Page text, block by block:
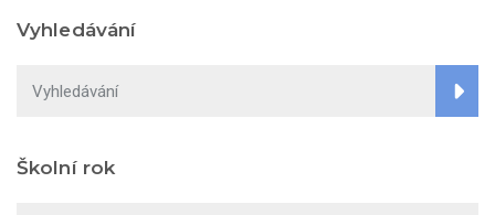
Vyhledávání
Školní rok